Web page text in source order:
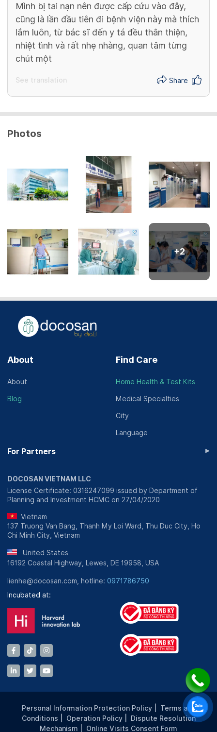
Mình bị tai nạn nên được cấp cứu vào đây,
cũng là lần đầu tiên đi bệnh viện này mà thích
lắm luôn, từ bác sĩ đến y tá đều thân thiện,
nhiệt tình và rất nhẹ nhàng, quan tâm từng
chút một
See translation Share
Photos
+2
About
About
Blog
Find Care
Home Health & Test Kits
Medical Specialties
City
Language
For Partners ▸
DOCOSAN VIETNAM LLC
License Certificate: 0316247099 issued by Department of
Planning and Investment HCMC on 27/04/2020
Vietnam
137 Truong Van Bang, Thanh My Loi Ward, Thu Duc City, Ho
Chi Minh City, Vietnam
United States
16192 Coastal Highway, Lewes, DE 19958, USA
lienhe@docosan.com, hotline: 0971786750
Incubated at:
Personal Information Protection Policy
Terms and
Conditions
Operation Policy
Dispute Resolution
Mechanism
Online Visits Consent Form